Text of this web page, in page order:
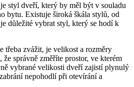
styl dveří,​ který by⁢ měl být v souladu
bytu. Existuje široká škála ⁣stylů, od
důležité⁢ vybrat styl,⁢ který se hodí ‌k
třeba zvážit, je velikost a ⁣rozměry
správně změříte‌ prostor, ve kterém
vybrané velikosti dveří zajistí plynulý
nepohodlí při otevírání a​